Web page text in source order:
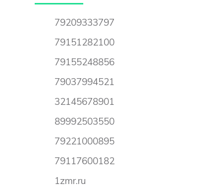
79209333797
79151282100
79155248856
79037994521
32145678901
89992503550
79221000895
79117600182
1zmr.ru